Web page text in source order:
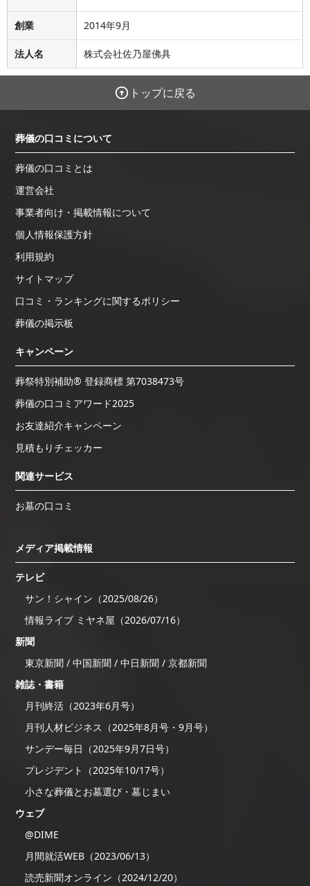
創業 2014年9月
法人名 株式会社佐乃屋佛具
トップに戻る
葬儀の口コミについて
葬儀の口コミとは
運営会社
事業者向け・掲載情報について
個人情報保護方針
利用規約
サイトマップ
口コミ・ランキングに関するポリシー
葬儀の掲示板
キャンペーン
葬祭特別補助® 登録商標 第7038473号
葬儀の口コミアワード2025
お友達紹介キャンペーン
見積もりチェッカー
関連サービス
お墓の口コミ
メディア掲載情報
テレビ
サン！シャイン（2025/08/26）
情報ライブ ミヤネ屋（2026/07/16）
新聞
東京新聞 / 中国新聞 / 中日新聞 / 京都新聞
雑誌・書籍
月刊終活（2023年6月号）
月刊人材ビジネス（2025年8月号・9月号）
サンデー毎日（2025年9月7日号）
プレジデント（2025年10/17号）
小さな葬儀とお墓選び・墓じまい
ウェブ
@DIME
月間就活WEB（2023/06/13）
読売新聞オンライン（2024/12/20）